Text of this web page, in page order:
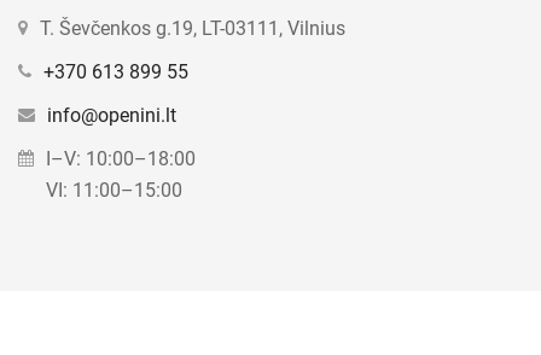
T. Ševčenkos g.19, LT-03111, Vilnius
+370 613 899 55
info@openini.lt
I–V: 10:00–18:00
VI: 11:00–15:00